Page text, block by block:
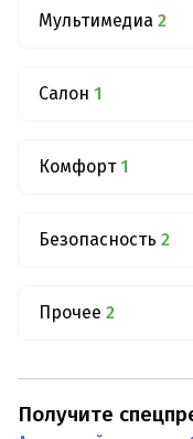
Мультимедиа 2
Салон 1
Комфорт 1
Безопасность 2
Прочее 2
Получите